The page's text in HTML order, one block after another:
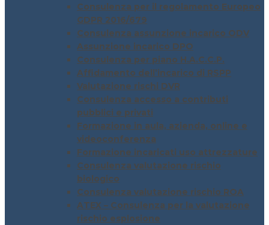
Consulenza per il regolamento Europeo
GDPR 2016/679
Consulenza assunzione incarico ODV
Assunzione incarico DPO
Consulenza per piano H.A.C.C.P.
Affidamento dell’incarico di RSPP
Valutazione rischi DVR
Consulenza accesso a contributi
pubblici e privati
Formazione in aula, azienda, online e
videoconferenza
Formazione incaricati uso attrezzature
Consulenza valutazione rischio
biologico
Consulenza valutazione rischio ROA
ATEX – Consulenza per la valutazione
rischio esplosione